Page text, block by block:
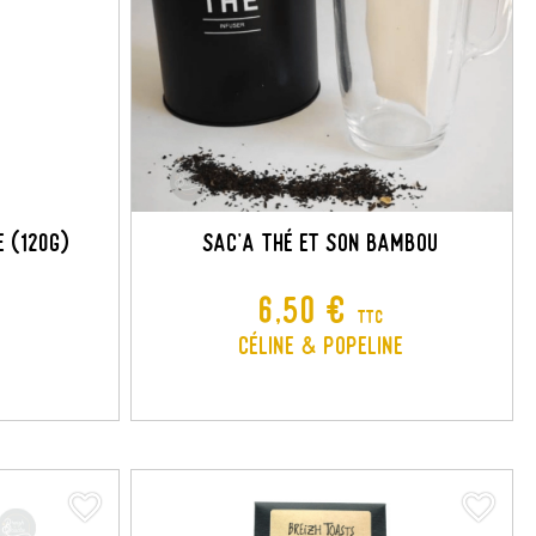
×(120G) SAC'A THÉ ET SON BAMBOU
Prix
6,50 € TTC
Céline & Popeline
favorite_border favorite_border